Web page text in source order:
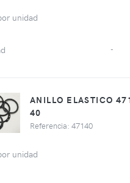
unidad
-
ANILLO ELASTICO
40
Referencia: 47140
unidad